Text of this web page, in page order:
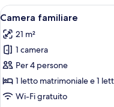
letti
Apri
tutte
le
foto
per
Camera
familiare
3
Camera familiare
21 m²
1 camera
Per 4 persone
1 letto matrimoniale e 1
Wi-Fi gratuito